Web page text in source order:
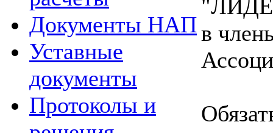
Документы НАП
Уставные
документы
Протоколы и
в